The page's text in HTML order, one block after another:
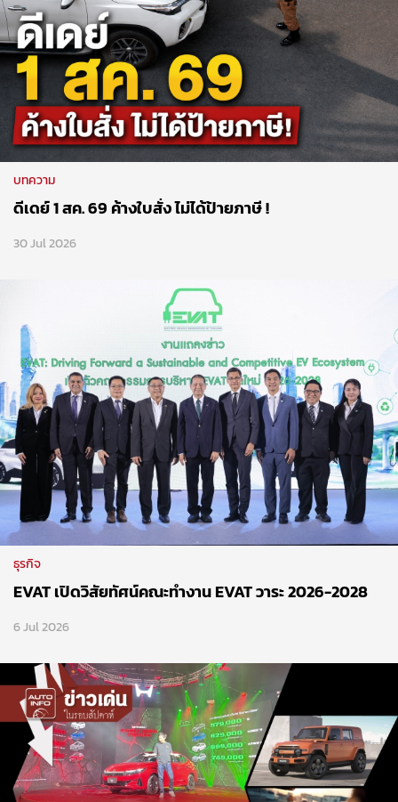
บทความ
ดีเดย์ 1 สค. 69 ค้างใบสั่ง ไม่ได้ป้ายภาษี !
30 Jul 2026
ธุรกิจ
EVAT เปิดวิสัยทัศน์คณะทำงาน EVAT วาระ 2026-2028
6 Jul 2026